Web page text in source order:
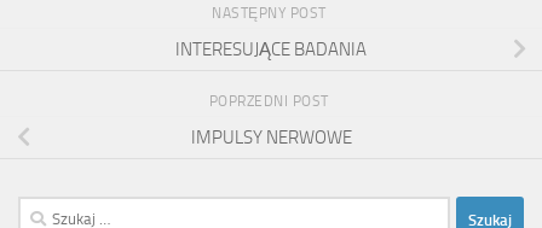
NASTĘPNY POST
INTERESUJĄCE BADANIA
POPRZEDNI POST
IMPULSY NERWOWE
Szukaj: